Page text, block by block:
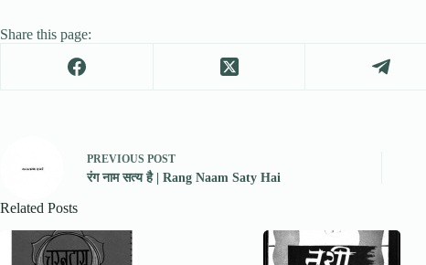
Share this page:
PREVIOUS POST
रंग नाम सत्य है | Rang Naam Saty Hai
Related Posts